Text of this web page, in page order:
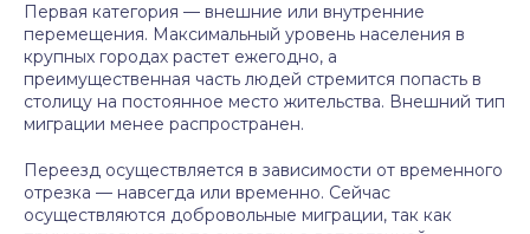
Первая категория — внешние или внутренние
перемещения. Максимальный уровень населения в
крупных городах растет ежегодно, а
преимущественная часть людей стремится попасть в
столицу на постоянное место жительства. Внешний тип
миграции менее распространен.
Переезд осуществляется в зависимости от временного
отрезка — навсегда или временно. Сейчас
осуществляются добровольные миграции, так как